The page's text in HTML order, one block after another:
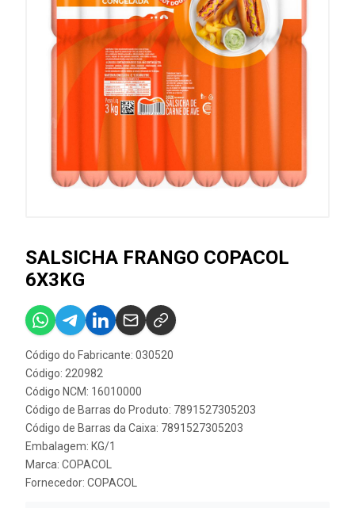
SALSICHA FRANGO COPACOL
6X3KG
Código do Fabricante: 030520
Código: 220982
Código NCM: 16010000
Código de Barras do Produto: 7891527305203
Código de Barras da Caixa: 7891527305203
Embalagem: KG/1
Marca: COPACOL
Fornecedor: COPACOL